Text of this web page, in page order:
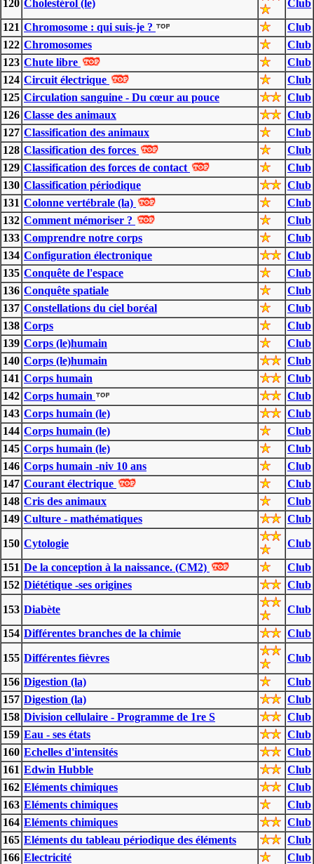
120 Cholestérol (le)
Club
121 Chromosome : qui suis-je ?
Club
122 Chromosomes
Club
123 Chute libre
Club
124 Circuit électrique
Club
125 Circulation sanguine - Du cœur au pouce
Club
126 Classe des animaux
Club
127 Classification des animaux
Club
128 Classification des forces
Club
129 Classification des forces de contact
Club
130 Classification périodique
Club
131 Colonne vertébrale (la)
Club
132 Comment mémoriser ?
Club
133 Comprendre notre corps
Club
134 Configuration électronique
Club
135 Conquête de l'espace
Club
136 Conquête spatiale
Club
137 Constellations du ciel boréal
Club
138 Corps
Club
139 Corps (le)humain
Club
140 Corps (le)humain
Club
141 Corps humain
Club
142 Corps humain
Club
143 Corps humain (le)
Club
144 Corps humain (le)
Club
145 Corps humain (le)
Club
146 Corps humain -niv 10 ans
Club
147 Courant électrique
Club
148 Cris des animaux
Club
149 Culture - mathématiques Club
150 Cytologie
Club
151 De la conception à la naissance. (CM2)
Club
152 Diététique -ses origines Club
153 Diabète
Club
154 Différentes branches de la chimie Club
155 Différentes fièvres
Club
156 Digestion (la)
Club
157 Digestion (la)
Club
158 Division cellulaire - Programme de 1re S
Club
159 Eau - ses états
Club
160 Echelles d'intensités
Club
161 Edwin Hubble
Club
162 Eléments chimiques
Club
163 Eléments chimiques
Club
164 Eléments chimiques
Club
165 Eléments du tableau périodique des éléments
Club
166 Electricité
Club